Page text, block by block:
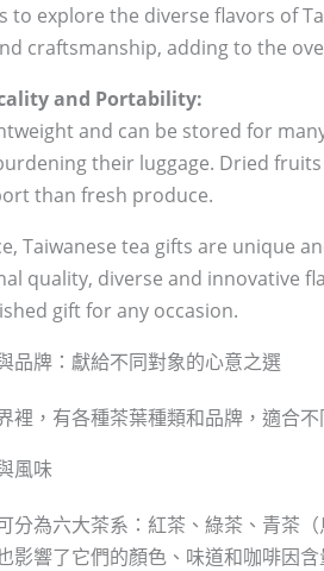
to explore the diverse flavors of
craftsmanship, adding to the
and Portability:
and can be stored for
their luggage. Dried
than fresh produce.
Taiwanese tea gifts are unique
quality, diverse and innovative
gift for any occasion.
品牌：獻給不同對象的心意之選
裡，有各種茶葉種類和品牌，適合
風味
分為六大茶系：紅茶、綠茶、青茶
影響了它們的顏色、味道和咖啡因含